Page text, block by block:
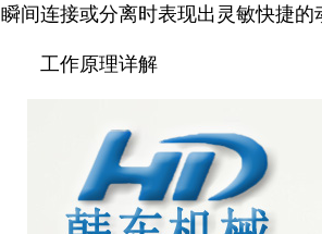
瞬间连接或分离时表现出灵敏快捷的
工作原理详解